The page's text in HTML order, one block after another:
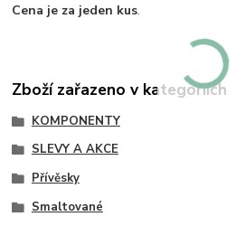
Cena je za jeden kus.
Zboží zařazeno v kategoriích
KOMPONENTY
SLEVY A AKCE
Přívěsky
Smaltované